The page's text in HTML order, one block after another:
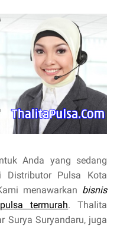
Anda yang sedang
Distributor Pulsa Kota
menawarkan bisnis
termurah. Thalita
Surya Suryandaru, juga